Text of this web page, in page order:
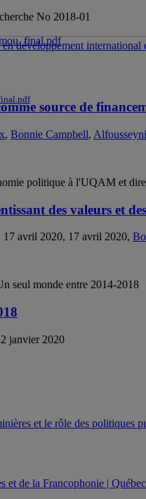
No 2018-01
source de
, Bonnie Campbell,
politique à l'UQAM et
des valeurs et
17 avril 2020, 17 avril 2020,
seul monde entre 2014-2018
janvier 2020
et le rôle des politiques